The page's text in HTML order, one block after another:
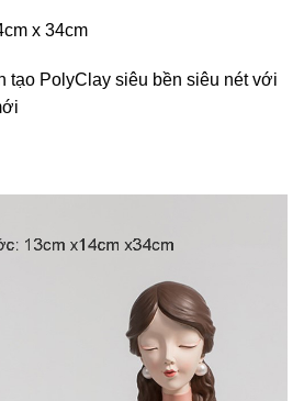
x 34cm
tạo PolyClay siêu bền siêu nét với